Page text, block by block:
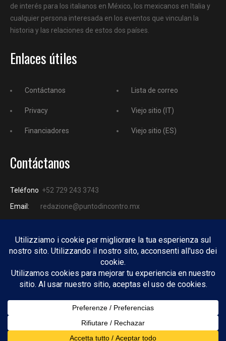
de interés para los italianos en México, los mexicanos en Italia y
cualquier persona interesada en los eventos que vinculan la
historia y las relaciones de estos dos países.
Enlaces útiles
Contáctanos
Privacy
Financiadores
Lista de correo
Viejo sitio (IT)
Viejo sitio (ES)
Contáctanos
Teléfono +52 729 243 3743
Email:
redazione@puntodincontro.mx
PUNTODINCONTRO
Copyright © 2025 Puntodincontro